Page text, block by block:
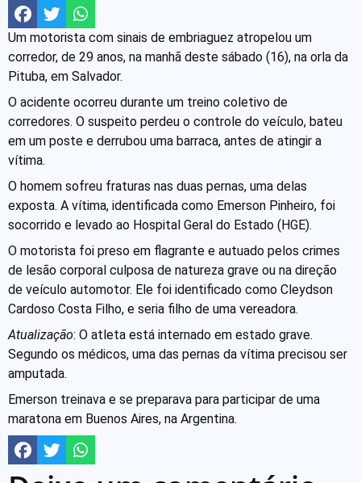
Um motorista com sinais de embriaguez atropelou um
corredor, de 29 anos, na manhã deste sábado (16), na orla da
Pituba, em Salvador.
O acidente ocorreu durante um treino coletivo de
corredores. O suspeito perdeu o controle do veículo, bateu
em um poste e derrubou uma barraca, antes de atingir a
vítima.
O homem sofreu fraturas nas duas pernas, uma delas
exposta. A vítima, identificada como Emerson Pinheiro, foi
socorrido e levado ao Hospital Geral do Estado (HGE).
O motorista foi preso em flagrante e autuado pelos crimes
de lesão corporal culposa de natureza grave ou na direção
de veículo automotor. Ele foi identificado como Cleydson
Cardoso Costa Filho, e seria filho de uma vereadora.
Atualização: O atleta está internado em estado grave.
Segundo os médicos, uma das pernas da vítima precisou ser
amputada.
Emerson treinava e se preparava para participar de uma
maratona em Buenos Aires, na Argentina.